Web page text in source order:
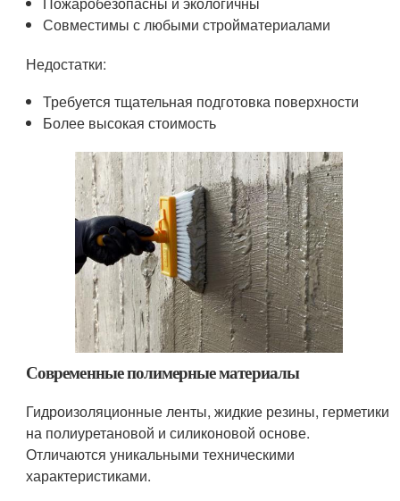
Совместимы с любыми стройматериалами
Недостатки:
Требуется тщательная подготовка поверхности
Более высокая стоимость
Современные полимерные материалы
Гидроизоляционные ленты, жидкие резины, герметики
на полиуретановой и силиконовой основе.
Отличаются уникальными техническими
характеристиками.